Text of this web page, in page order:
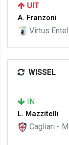
UIT
A. Franzoni
Virtus
WISSEL
IN
L. Mazzitelli
Cagliari -